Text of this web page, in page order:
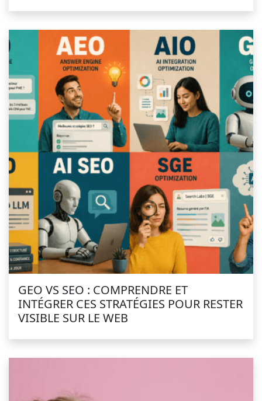
GEO VS SEO : COMPRENDRE ET
INTÉGRER CES STRATÉGIES POUR RESTER
VISIBLE SUR LE WEB